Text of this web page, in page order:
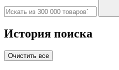
История поиска
Очистить все